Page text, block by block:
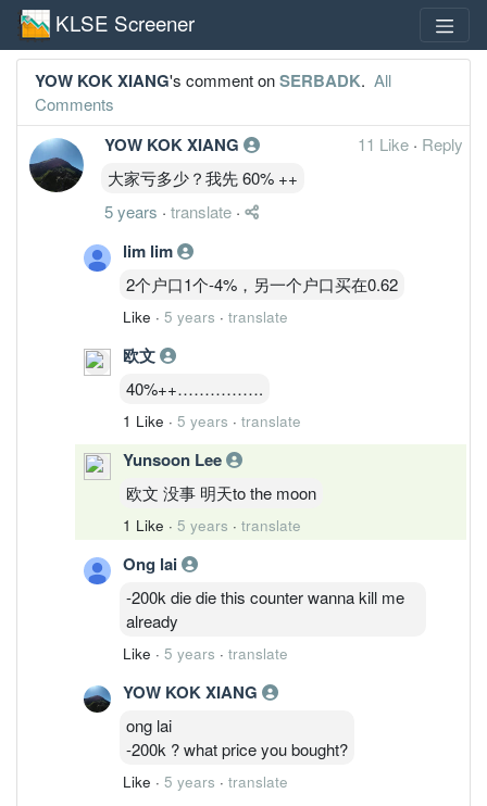
KLSE Screener
YOW KOK XIANG's comment onSERBADK. All
Comments
YOW KOK XIANG 11 Like · Reply
大家亏多少？我先 60% ++
5 years · translate ·
lim lim
2个户口1个-4%，另一个户口买在0.62
Like · 5 years · translate
欧文
40%++…………….
1 Like · 5 years · translate
Yunsoon Lee
欧文 没事 明天to the moon
1 Like · 5 years · translate
Ong lai
-200k die die this counter wanna kill me
already
Like · 5 years · translate
YOW KOK XIANG
ong lai
-200k ? what price you bought?
Like · 5 years · translate